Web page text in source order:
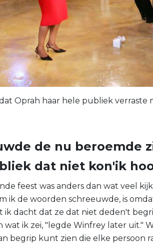
Oprah haar hele publiek verraste
de nu beroemde
dat niet kon'ik
feest was anders dan wat veel
ik de woorden schreeuwde, is
ik dacht dat ze dat niet deden't
wat ik zei, "legde Winfrey later uit."
begrip kunt zien die elke persoon